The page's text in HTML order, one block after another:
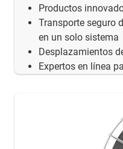
Productos
Transporte seguro
en un solo sistema
Desplazamientos
Expertos en línea